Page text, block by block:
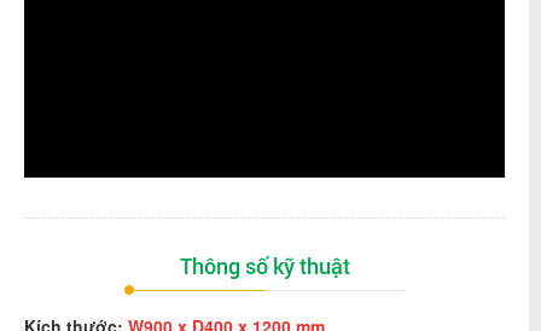
Thông số kỹ thuật
Kích thước: W900 x D400 x 1200 mm